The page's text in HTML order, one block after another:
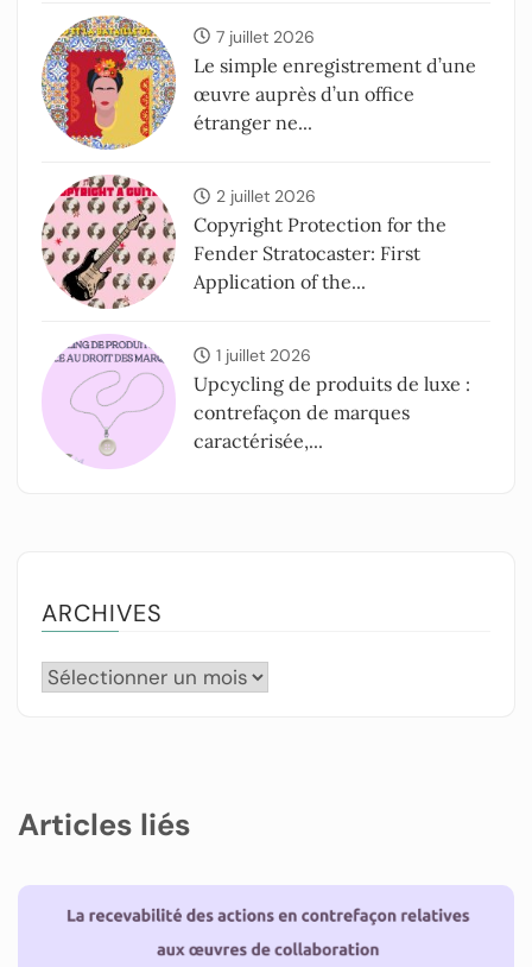
7 juillet 2026
Le simple enregistrement d’une
œuvre auprès d’un office
étranger ne...
2 juillet 2026
Copyright Protection for the
Fender Stratocaster: First
Application of the...
1 juillet 2026
Upcycling de produits de luxe :
contrefaçon de marques
caractérisée,...
ARCHIVES
Articles liés